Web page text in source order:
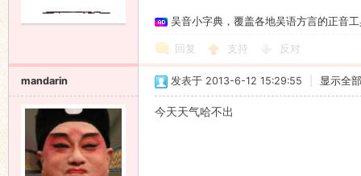
吴音小字典，覆盖各地吴语方言的正音
回复 支持 反对
mandarin 发表于 2013-6-12 15:29:55 显示全
今天天气哈不出